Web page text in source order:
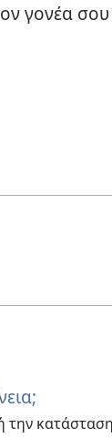
γονέα
την